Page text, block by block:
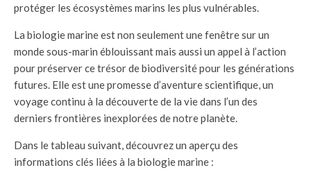
protéger les écosystèmes marins les plus vulnérables.
La biologie marine est non seulement une fenêtre sur un
monde sous-marin éblouissant mais aussi un appel à l’action
pour préserver ce trésor de biodiversité pour les générations
futures. Elle est une promesse d’aventure scientifique, un
voyage continu à la découverte de la vie dans l’un des
derniers frontières inexplorées de notre planète.
Dans le tableau suivant, découvrez un aperçu des
informations clés liées à la biologie marine :